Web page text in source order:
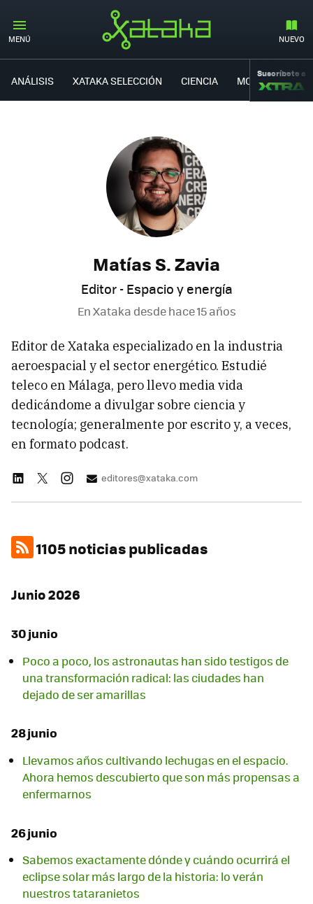
MENÚ NUEVO
ANÁLISIS XATAKA SELECCIÓN CIENCIA MOVILIDAD
Suscríbete a
Matías S. Zavia
Editor - Espacio y energía
En Xataka desdehace 15 años
Editor de Xataka especializado en la industria
aeroespacial y el sector energético. Estudié
teleco en Málaga, pero llevo media vida
dedicándome a divulgar sobre ciencia y
tecnología; generalmente por escrito y, a veces,
en formato podcast.
editores@xataka.com
1105 noticias publicadas
Junio 2026
30 junio
Poco a poco, los astronautas han sido testigos de
una transformación radical: las ciudades han
dejado de ser amarillas
28 junio
Llevamos años cultivando lechugas en el espacio.
Ahora hemos descubierto que son más propensas a
enfermarnos
26 junio
Sabemos exactamente dónde y cuándo ocurrirá el
eclipse solar más largo de la historia: lo verán
nuestros tataranietos